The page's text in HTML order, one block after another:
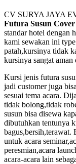
CV SURYA JAYA
Futura Susun
standar hotel dengan
kami sewakan ini
patah,kursinya tidak
kursinya sangat aman
Kursi jenis futura
jadi customer juga
sesuai tema acara.
tidak bolong,tidak
susun bisa disewa
dibutuhkan tentunya
bagus,bersih,terawat.
untuk acara
peresmian,acara
acara-acara lain